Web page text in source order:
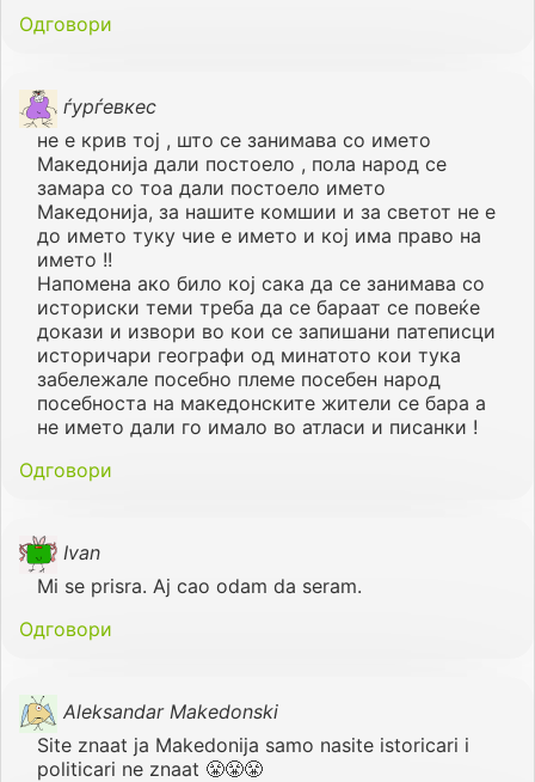
Одговори
ѓурѓевкес
не е крив тој , што се занимава со името
Македонија дали постоело , пола народ се
замара со тоа дали постоело името
Македонија, за нашите комшии и за светот не е
до името туку чие е името и кој има право на
името !!
Напомена ако било кој сака да се занимава со
историски теми треба да се бараат се повеќе
докази и извори во кои се запишани патеписци
историчари географи од минатото кои тука
забележале посебно племе посебен народ
посебноста на македонските жители се бара а
не името дали го имало во атласи и писанки !
Одговори
Ivan
Mi se prisra. Aj cao odam da seram.
Одговори
Aleksandar Makedonski
Site znaat ja Makedonija samo nasite istoricari i
politicari ne znaat 😤😤😤